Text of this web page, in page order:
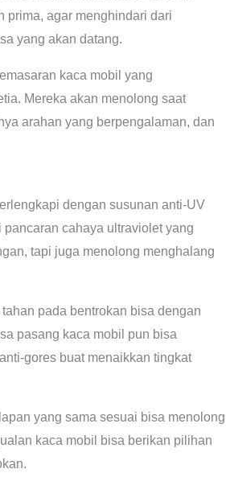
prima, agar menghindari dari
yang akan datang.
kaca mobil yang
Mereka akan menolong saat
arahan yang berpengalaman, dan
dengan susunan anti-UV
cahaya ultraviolet yang
tapi juga menolong menghalang
pada bentrokan bisa dengan
pasang kaca mobil pun bisa
gores buat menaikkan tingkat
yang sama sesuai bisa menolong
kaca mobil bisa berikan pilihan